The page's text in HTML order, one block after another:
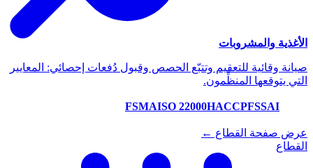
الأغذية والمشروبات
صيانة وقائية للتعقيم وتتبّع الحصص وقبول دُفعات إحصائي: المعايير
التي يتوقعها المنظِّمون.
FSSAI
HACCP
ISO 22000
FSMA
عرض صفحة القطاع ←
القطاع